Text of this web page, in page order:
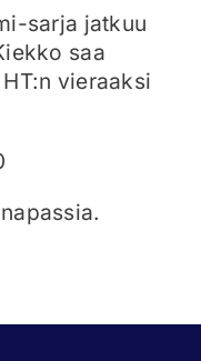
sarja jatkuu
saa
vieraaksi